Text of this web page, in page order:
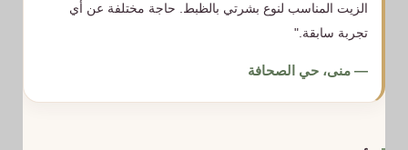
الزيت المناسب لنوع بشرتي بالظبط. حاجة مختلفة عن أي
تجربة سابقة."
— منى، حي الصحافة